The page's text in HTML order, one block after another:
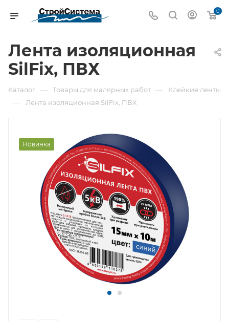
0
Лента изоляционная
SilFix, ПВХ
Каталог — Товары для малярных работ — Клейкие ленты
— Лента изоляционная SilFix, ПВХ
Новинка